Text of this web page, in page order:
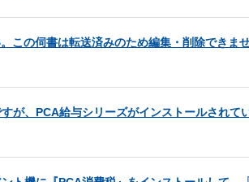
この伺書は転送済みのため編集・削除できま
が、PCA給与シリーズがインストールされて